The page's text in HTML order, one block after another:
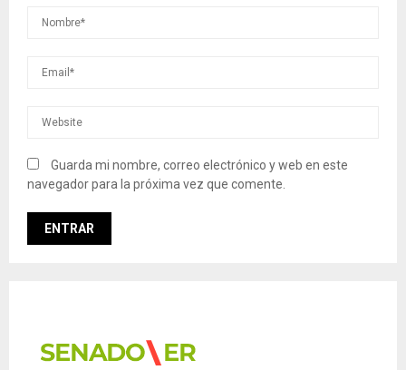
Guarda mi nombre, correo electrónico y web en este
navegador para la próxima vez que comente.